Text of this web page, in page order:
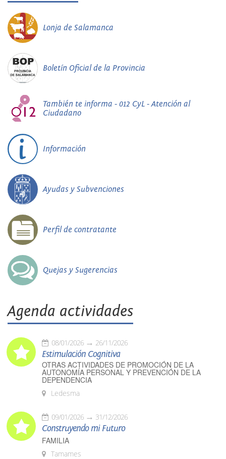
Lonja de Salamanca
Boletín Oficial de la Provincia
También te informa - 012 CyL - Atención al
Ciudadano
Información
Ayudas y Subvenciones
Perfil de contratante
Quejas y Sugerencias
Agenda actividades
08/01/2026 26/11/2026
Estimulación Cognitiva
OTRAS ACTIVIDADES DE PROMOCIÓN DE LA
AUTONOMÍA PERSONAL Y PREVENCIÓN DE LA
DEPENDENCIA
Ledesma
09/01/2026 31/12/2026
Construyendo mi Futuro
FAMILIA
Tamames